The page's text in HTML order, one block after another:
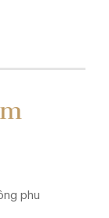
phu